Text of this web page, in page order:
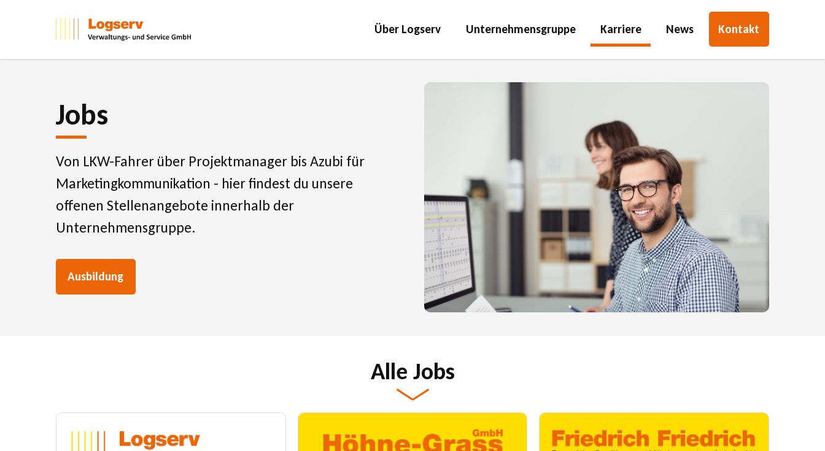
content
Über Logserv Unternehmensgruppe Karriere News Kontakt
Jobs
Von LKW-Fahrer über Projektmanager bis Azubi für
Marketingkommunikation - hier findest du unsere
offenen Stellenangebote innerhalb der
Unternehmensgruppe.
Ausbildung
Alle Jobs